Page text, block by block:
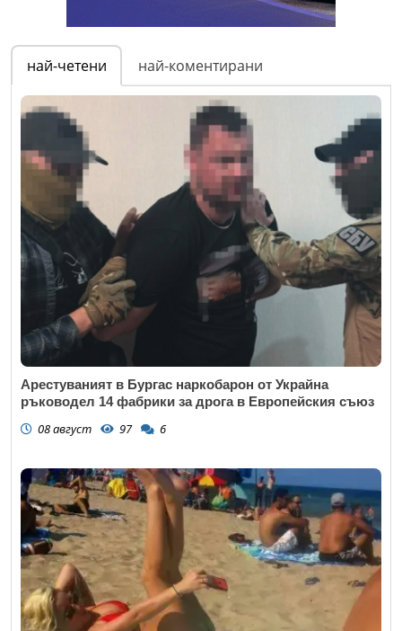
най-четени най-коментирани
Арестуваният в Бургас наркобарон от Украйна
ръководел 14 фабрики за дрога в Европейския съюз
08 август 97 6